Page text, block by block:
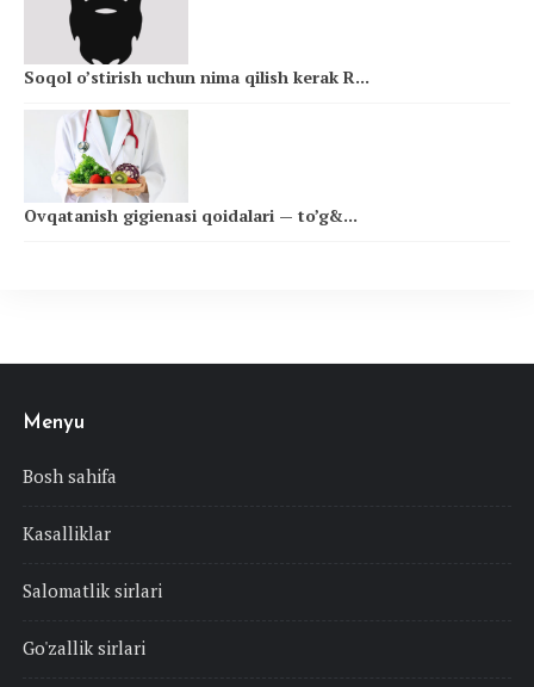
Soqol o’stirish uchun nima qilish kerak R...
Ovqatanish gigienasi qoidalari — to’g&...
Menyu
Bosh sahifa
Kasalliklar
Salomatlik sirlari
Go'zallik sirlari